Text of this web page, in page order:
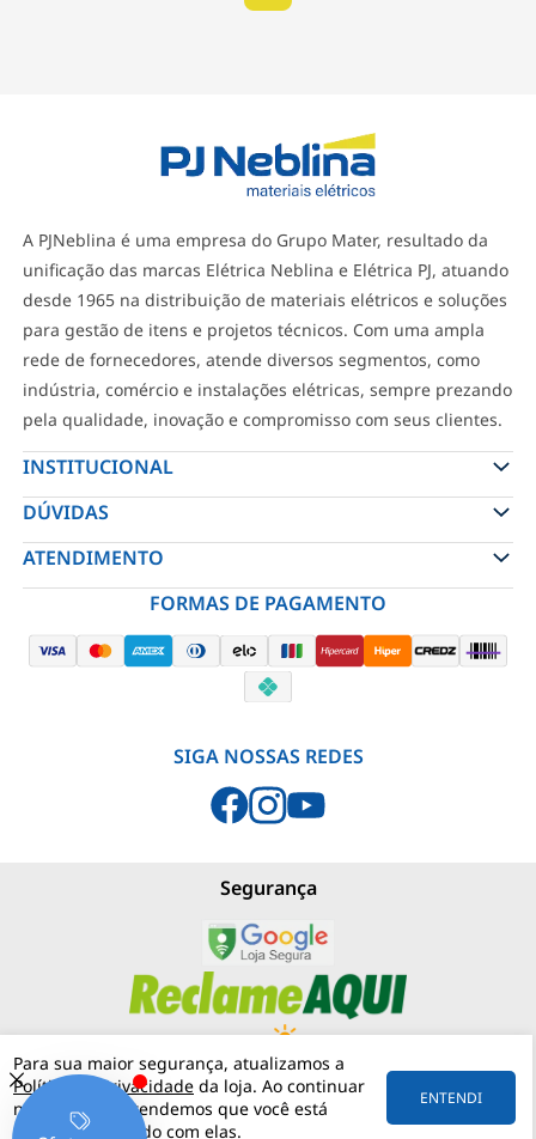
Para sua maior segurança, atualizamos a
Política de Privacidade da loja. Ao continuar
navegando, entendemos que você está
ciente e de acordo com elas.
ENTENDI
A PJNeblina é uma empresa do Grupo Mater, resultado da
unificação das marcas Elétrica Neblina e Elétrica PJ, atuando
desde 1965 na distribuição de materiais elétricos e soluções
para gestão de itens e projetos técnicos. Com uma ampla
rede de fornecedores, atende diversos segmentos, como
indústria, comércio e instalações elétricas, sempre prezando
pela qualidade, inovação e compromisso com seus clientes.
INSTITUCIONAL
DÚVIDAS
ATENDIMENTO
FORMAS DE PAGAMENTO
SIGA NOSSAS REDES
Segurança
PJNEBLINA - LOJA MATERIAIS ELÉTRICOS (11) 97542-0420
RUA MERGENTHALER, 192 VILA LEOPOLDINA